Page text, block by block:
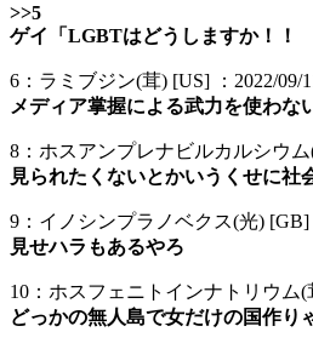
>>5
ゲイ「LGBTはどうしますか！！
6：ラミブジン(茸) [US] ：2022/09/
メディア掌握による武力を使わな
8：ホスアンプレナビルカルシウム
見られたくないとかいうくせに社
9：イノシンプラノベクス(光) [GB]
見せハラもあるやろ
10：ホスフェニトインナトリウム(
どっかの無人島で女だけの国作り